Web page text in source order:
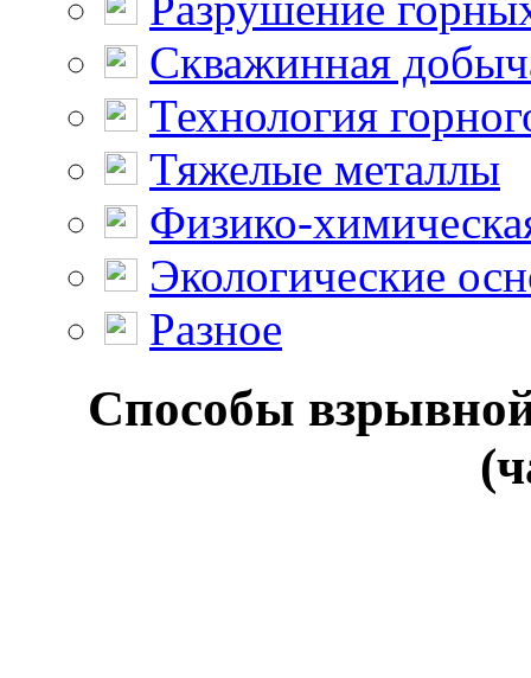
Скважинная
Технология
Тяжелые металлы
Физико-
Экологические
Разное
Способы